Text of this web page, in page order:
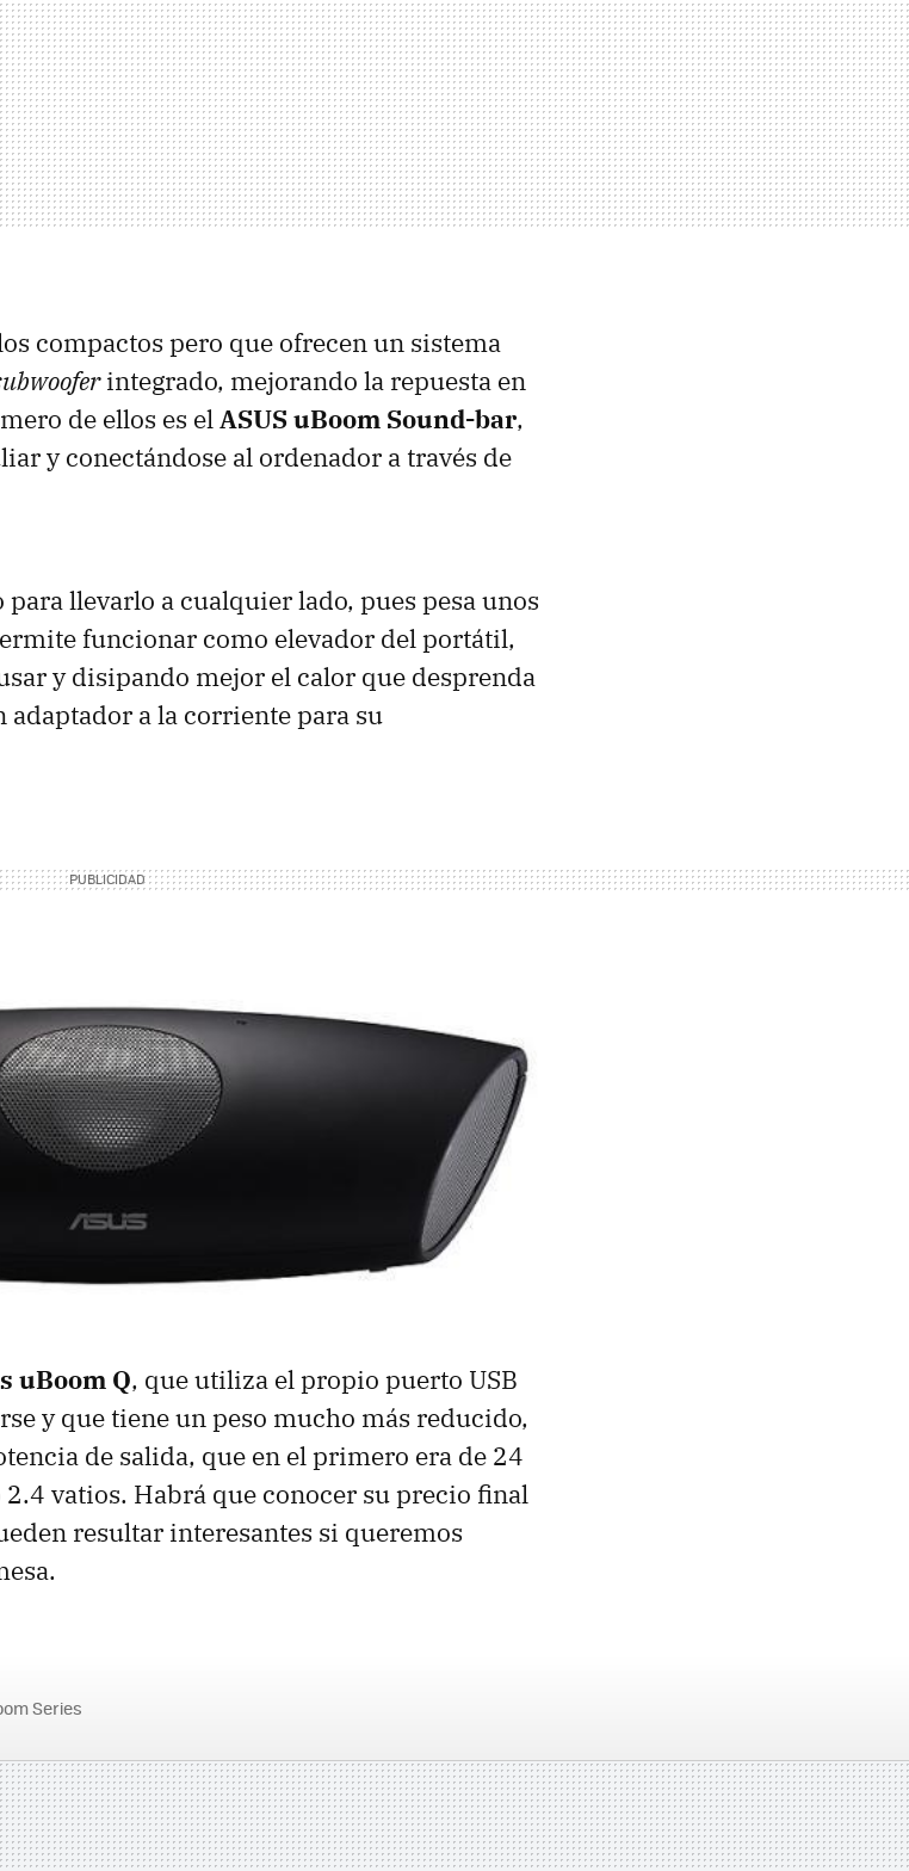
compactos pero que ofrecen un sistema
integrado, mejorando la repuesta en
de ellos es elASUSuBoom Sound-bar,
y conectándose al ordenador a través de
para llevarlo a cualquier lado, pues pesa unos
funcionar como elevador del portátil,
y disipando mejor el calor que desprenda
adaptador a la corriente para su
uBoom Q, que utiliza el propio puerto USB
y que tiene un peso mucho más reducido,
de salida, que en el primero era de 24
vatios. Habrá que conocer su precio final
resultar interesantes si queremos
Series